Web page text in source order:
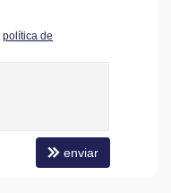
política de
enviar